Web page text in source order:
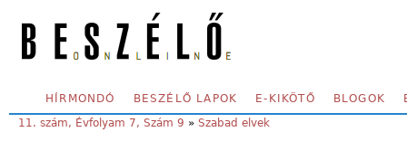
SECONDARY MENU
HÍRMONDÓ BESZÉLŐ LAPOK E-KIKÖTŐ BLOGOK
YOU ARE HERE:
11. szám, Évfolyam 7, Szám 9 » Szabad elvek